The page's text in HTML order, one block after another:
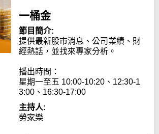
一桶金
節目簡介:
提供最新股市消息、公司業績、財
經熱話，並找來專家分析。
播出時間：
星期一至五 10:00-10:20、12:30-1
3:00、16:30-17:00
主持人:
勞家樂